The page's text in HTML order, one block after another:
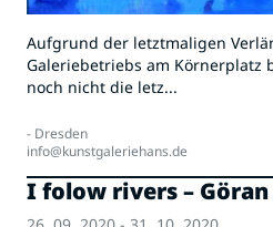
Aufgrund der letztmaligen
Galeriebetriebs am Körnerplatz
noch nicht die letz...
- Dresden
info@kunstgaleriehans.de
I folow rivers –